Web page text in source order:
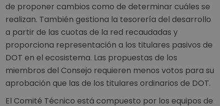
de proponer cambios como de determinar cuáles se
realizan. También gestiona la tesorería del desarrollo
a partir de las cuotas de la red recaudadas y
proporciona representación a los titulares pasivos de
DOT en el ecosistema. Las propuestas de los
miembros del Consejo requieren menos votos para su
aprobación que las de los titulares ordinarios de DOT.
El Comité Técnico está compuesto por los equipos de